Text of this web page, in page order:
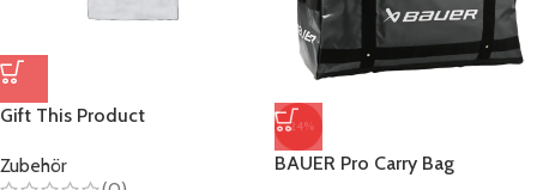
Gift This Product
Zubehör
-24%
BAUER Pro Carry Bag